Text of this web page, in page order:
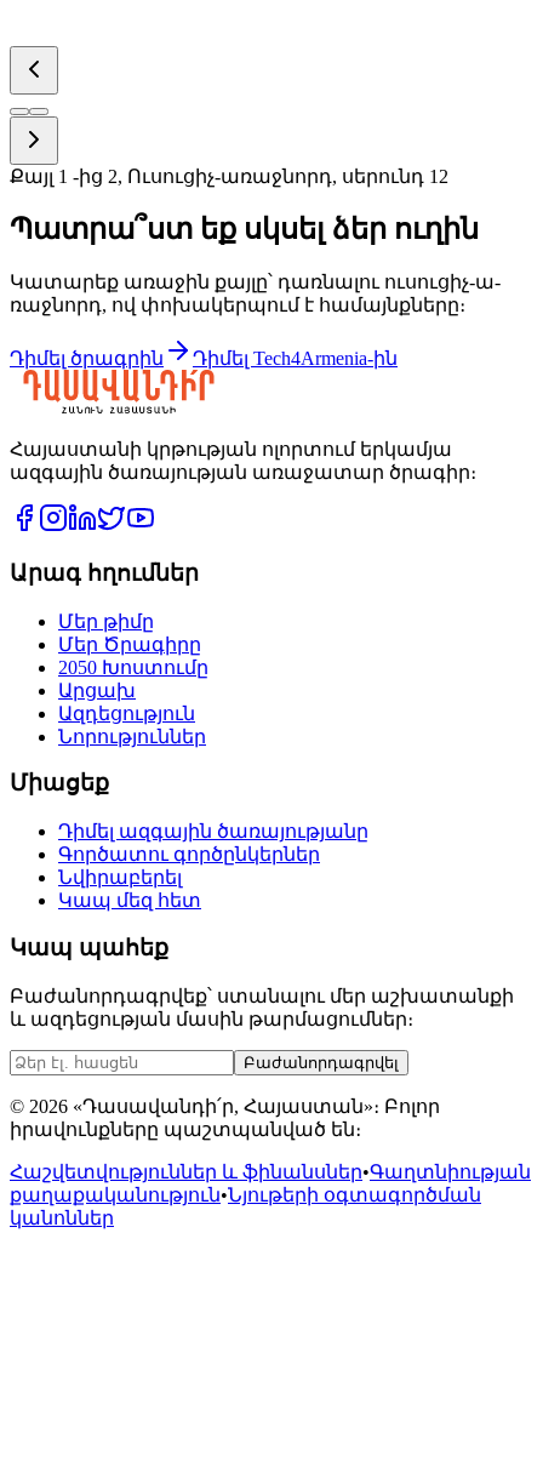
Քայլ 1 -ից 2, Ու­սու­ցիչ-ա­ռաջ­նորդ, սե­րունդ 12
Պատ­րա՞ստ եք սկսել ձեր ու­ղին
Կա­տա­րեք ա­ռա­ջին քայ­լը՝ դառ­նա­լու ու­սու­ցիչ-ա­
ռաջ­նորդ, ով փո­խա­կեր­պում է հա­մայնք­նե­րը։
Դի­մել ծրագ­րին Դի­մել Tech4Armenia-ին
Հայաստանի կրթության ոլորտում երկամյա
ազգային ծառայության առաջատար ծրագիր։
Արագ հղումներ
Մեր թիմը
Մեր Ծրագիրը
2050 Խոստումը
Արցախ
Ազդեցություն
Նորություններ
Միացեք
Դիմել ազգային ծառայությանը
Գործատու գործընկերներ
Նվիրաբերել
Կապ մեզ հետ
Կապ պահեք
Բաժանորդագրվեք՝ ստանալու մեր աշխատանքի
և ազդեցության մասին թարմացումներ։
Բաժանորդագրվել
© 2026 «Դասավանդի՛ր, Հայաստան»։ Բոլոր
իրավունքները պաշտպանված են։
Հաշվետվություններ և ֆինանսներ•Գաղտնիության
քաղաքականություն•Նյութերի օգտագործման
կանոններ